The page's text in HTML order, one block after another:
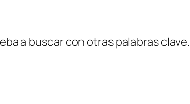
a buscar con otras palabras clave.